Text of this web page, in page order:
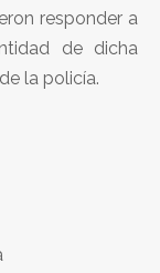
responder a
de dicha
la policía.